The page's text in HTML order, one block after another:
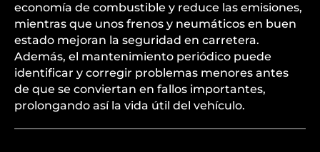
economía de combustible y reduce las emisiones,
mientras que unos frenos y neumáticos en buen
estado mejoran la seguridad en carretera.
Además, el mantenimiento periódico puede
identificar y corregir problemas menores antes
de que se conviertan en fallos importantes,
prolongando así la vida útil del vehículo.